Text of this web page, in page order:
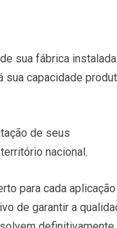
sua fábrica
sua capacidade
de seus
nacional.
para cada
de garantir a